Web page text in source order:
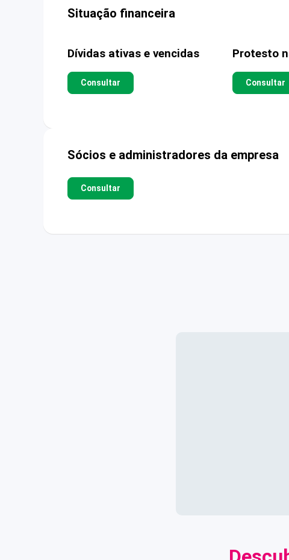
Situação financeira
Dívidas ativas e vencidas
Consultar
Protesto
Consultar
Sócios e administradores da empresa
Consultar